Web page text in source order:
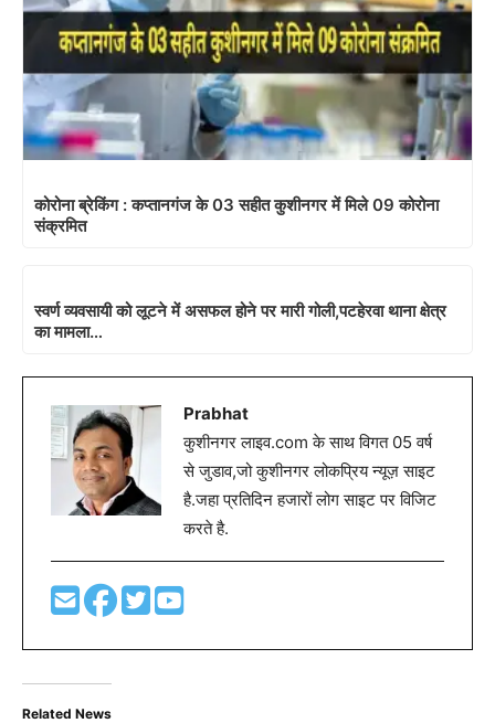
कोरोना ब्रेकिंग : कप्तानगंज के 03 सहीत कुशीनगर में मिले 09 कोरोना
संक्रमित
स्वर्ण व्यवसायी को लूटने में असफल होने पर मारी गोली,पटहेरवा थाना क्षेत्र
का मामला…
Prabhat
कुशीनगर लाइव.com के साथ विगत 05 वर्ष
से जुडाव,जो कुशीनगर लोकप्रिय न्यूज़ साइट
है.जहा प्रतिदिन हजारों लोग साइट पर विजिट
करते है.
Related News